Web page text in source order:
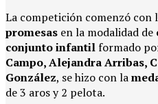
La competición comenzó con
promesas en la modalidad de
conjunto infantil formado
Campo, Alejandra Arribas,
González, se hizo con la
de 3 aros y 2 pelota.